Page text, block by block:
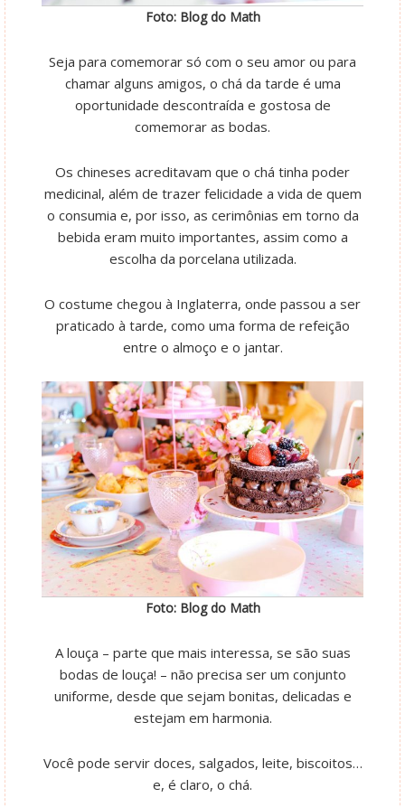
Foto: Blog do Math
Seja para comemorar só com o seu amor ou para
chamar alguns amigos, o chá da tarde é uma
oportunidade descontraída e gostosa de
comemorar as bodas.
Os chineses acreditavam que o chá tinha poder
medicinal, além de trazer felicidade a vida de quem
o consumia e, por isso, as cerimônias em torno da
bebida eram muito importantes, assim como a
escolha da porcelana utilizada.
O costume chegou à Inglaterra, onde passou a ser
praticado à tarde, como uma forma de refeição
entre o almoço e o jantar.
Foto: Blog do Math
A louça – parte que mais interessa, se são suas
bodas de louça! – não precisa ser um conjunto
uniforme, desde que sejam bonitas, delicadas e
estejam em harmonia.
Você pode servir doces, salgados, leite, biscoitos…
e, é claro, o chá.